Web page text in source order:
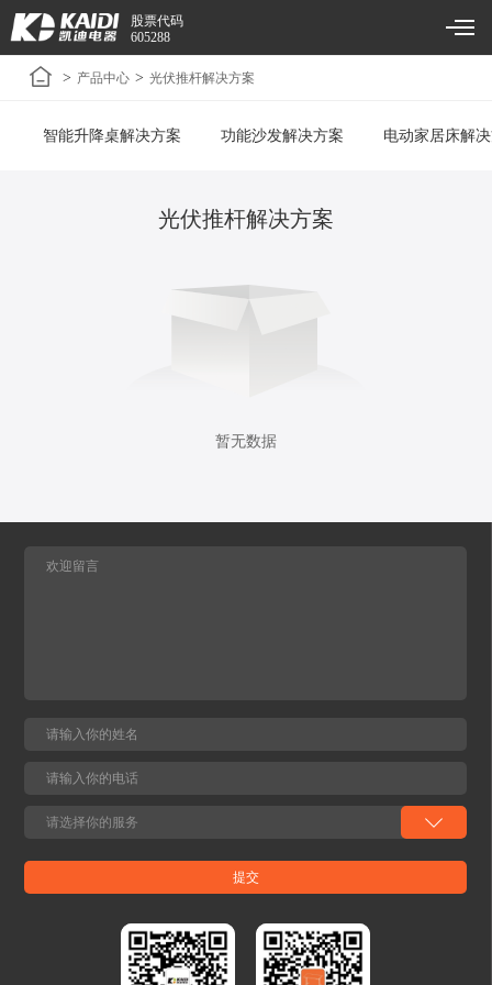
股票代码
605288
> 产品中心 > 光伏推杆解决方案
智能升降桌解决方案 功能沙发解决方案 电动家居床解
光伏推杆解决方案
暂无数据